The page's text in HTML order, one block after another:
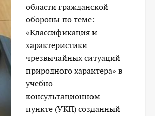
области гражданской
обороны по теме:
«Классификация и
характеристики
чрезвычайных ситуаций
природного характера» в
учебно-
консультационном
пункте (УКП) созданный